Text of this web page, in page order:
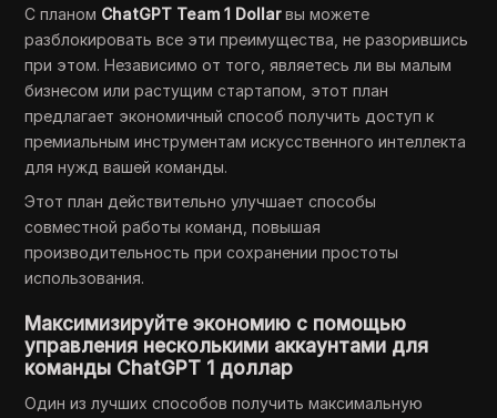
С планом ChatGPT Team 1 Dollarвы можете
разблокировать все эти преимущества, не разорившись
при этом. Независимо от того, являетесь ли вы малым
бизнесом или растущим стартапом, этот план
предлагает экономичный способ получить доступ к
премиальным инструментам искусственного интеллекта
для нужд вашей команды.
Этот план действительно улучшает способы
совместной работы команд, повышая
производительность при сохранении простоты
использования.
Максимизируйте экономию с помощью
управления несколькими аккаунтами для
команды ChatGPT 1 доллар
Один из лучших способов получить максимальную